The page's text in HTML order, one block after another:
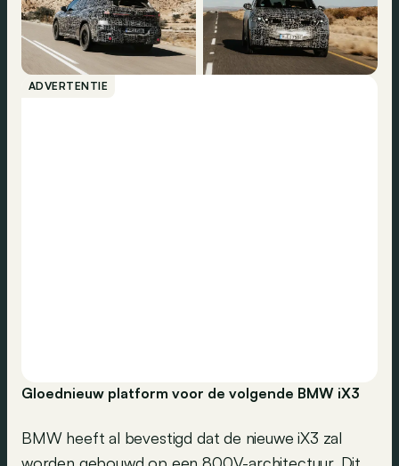
ADVERTENTIE
Gloednieuw platform voor de volgende BMW iX3
BMW heeft al bevestigd dat de nieuwe iX3 zal